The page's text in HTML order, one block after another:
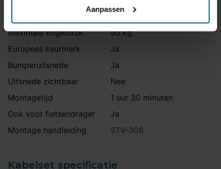
Aanpassen
Maximale kogeldruk
90 kg
Europees keurmerk
Ja
Bumperuitsnede
Ja
Uitsnede zichtbaar
Nee
Montagetijd
1 uur 30 minuten
Ook voor fietsendrager
Ja
Montage handleiding
STV-308
Kabelset specificatie